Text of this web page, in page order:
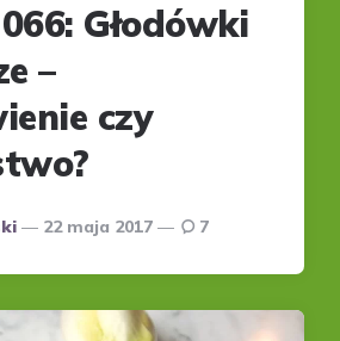
Głodówki
–
czy
22 maja 2017 7